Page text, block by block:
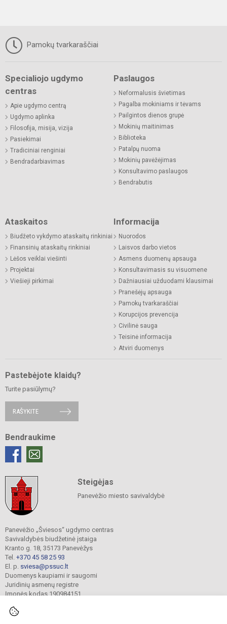
Pamokų tvarkaraščiai
Specialiojo ugdymo
centras
Apie ugdymo centrą
Ugdymo aplinka
Filosofija, misija, vizija
Pasiekimai
Tradiciniai renginiai
Bendradarbiavimas
Paslaugos
Neformalusis švietimas
Pagalba mokiniams ir tėvams
Pailgintos dienos grupė
Mokinių maitinimas
Biblioteka
Patalpų nuoma
Mokinių pavėžėjimas
Konsultavimo paslaugos
Bendrabutis
Ataskaitos
Biudžeto vykdymo ataskaitų rinkiniai
Finansinių ataskaitų rinkiniai
Lėšos veiklai viešinti
Projektai
Viešieji pirkimai
Informacija
Nuorodos
Laisvos darbo vietos
Asmens duomenų apsauga
Konsultavimasis su visuomene
Dažniausiai užduodami klausimai
Pranešėjų apsauga
Pamokų tvarkaraščiai
Korupcijos prevencija
Civilinė sauga
Teisinė informacija
Atviri duomenys
Pastebėjote klaidų?
Turite pasiūlymų?
RAŠYKITE
Bendraukime
Steigėjas
Panevėžio miesto savivaldybė
Panevėžio „Šviesos“ ugdymo centras
Savivaldybės biudžetinė įstaiga
Kranto g. 18, 35173 Panevėžys
Tel. +370 45 58 25 93
El. p. sviesa@pssuc.lt
Duomenys kaupiami ir saugomi
Juridinių asmenų registre
Įmonės kodas 190984151